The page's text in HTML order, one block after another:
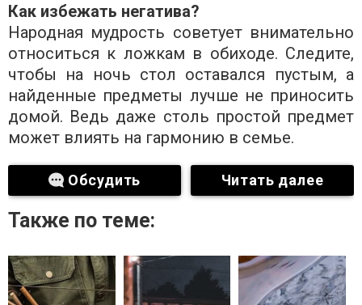
Как избежать негатива?
Народная мудрость советует внимательно
относиться к ложкам в обиходе. Следите,
чтобы на ночь стол оставался пустым, а
найденные предметы лучше не приносить
домой. Ведь даже столь простой предмет
может влиять на гармонию в семье.
Обсудить Читать далее
Также по теме: